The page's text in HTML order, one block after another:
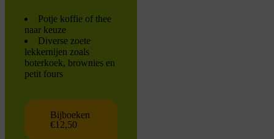
Potje koffie of thee
naar keuze
Diverse zoete
lekkernijen zoals
boterkoek, brownies en
petit fours
Bijboeken
€12,50